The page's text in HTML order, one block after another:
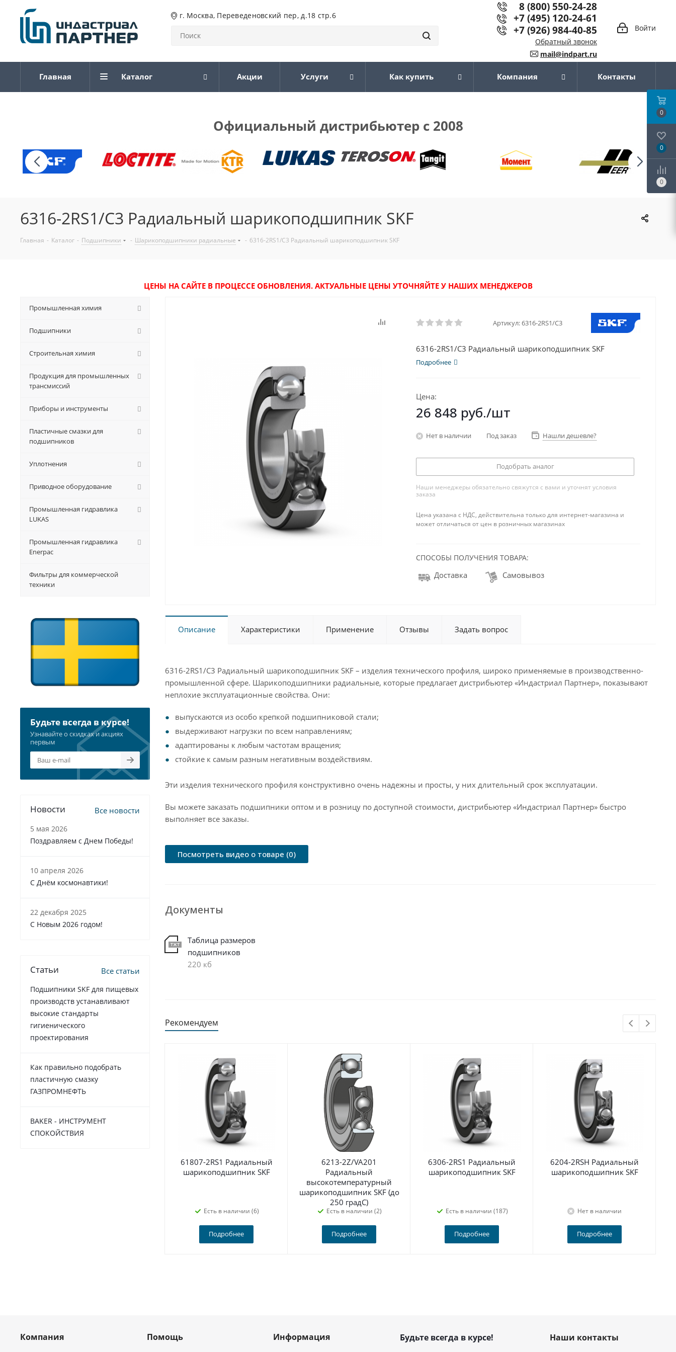
г. Москва, Переведеновский пер, д.18 стр.6
Войти
8 (800) 550-24-28
+7 (495) 120-24-61
+7 (926) 984-40-85
Обратный звонок
mail@indpart.ru
Главная Каталог Акции Услуги Как купить Компания Контакты
Официальный дистрибьютер с 2008
6316-2RS1/C3 Радиальный шарикоподшипник SKF
Главная - Каталог - Подшипники - Шарикоподшипники радиальные - 6316-2RS1/C3 Радиальный шарикоподшипник SKF
ЦЕНЫ НА САЙТЕ В ПРОЦЕССЕ ОБНОВЛЕНИЯ. АКТУАЛЬНЫЕ ЦЕНЫ УТОЧНЯЙТЕ У НАШИХ МЕНЕДЖЕРОВ
Артикул:6316-2RS1/C3
6316-2RS1/C3 Радиальный шарикоподшипник SKF
Подробнее
Цена:
26 848 руб./шт
Нет в наличии Под заказ Нашли дешевле?
Подобрать аналог
Наши менеджеры обязательно свяжутся с вами и уточнят условия
заказа
Цена указана с НДС, действительна только для интернет-магазина и
может отличаться от цен в розничных магазинах
СПОСОБЫ ПОЛУЧЕНИЯ ТОВАРА:
Доставка Самовывоз
Описание Характеристики Применение Отзывы Задать вопрос
6316-2RS1/C3 Радиальный шарикоподшипник SKF – изделия технического профиля, широко применяемые в производственно-
промышленной сфере. Шарикоподшипники радиальные, которые предлагает дистрибьютер «Индастриал Партнер», показывают
неплохие эксплуатационные свойства. Они:
выпускаются из особо крепкой подшипниковой стали;
выдерживают нагрузки по всем направлениям;
адаптированы к любым частотам вращения;
стойкие к самым разным негативным воздействиям.
Эти изделия технического профиля конструктивно очень надежны и просты, у них длительный срок эксплуатации.
Вы можете заказать подшипники оптом и в розницу по доступной стоимости, дистрибьютер «Индастриал Партнер» быстро
выполняет все заказы.
Посмотреть видео о товаре (0)
Документы
Таблица размеров
подшипников
220 кб
Рекомендуем
61807-2RS1 Радиальный
шарикоподшипник SKF
Есть в наличии (6)
Подробнее
6213-2Z/VA201
Радиальный
высокотемпературный
шарикоподшипник SKF (до
250 градС)
Есть в наличии (2)
Подробнее
6306-2RS1 Радиальный
шарикоподшипник SKF
Есть в наличии (187)
Подробнее
6204-2RSH Радиальный
шарикоподшипник SKF
Нет в наличии
Подробнее
Промышленная химия
Подшипники
Строительная химия
Продукция для промышленных
трансмиссий
Приборы и инструменты
Пластичные смазки для
подшипников
Уплотнения
Приводное оборудование
Промышленная гидравлика
LUKAS
Промышленная гидравлика
Enerpac
Фильтры для коммерческой
техники
Будьте всегда в курсе!
Узнавайте о скидках и акциях
первым
Новости Все новости
5 мая 2026
Поздравляем с Днем Победы!
10 апреля 2026
С Днём космонавтики!
22 декабря 2025
C Новым 2026 годом!
Статьи Все статьи
Подшипники SKF для пищевых
производств устанавливают
высокие стандарты
гигиенического
проектирования
Как правильно подобрать
пластичную смазку
ГАЗПРОМНЕФТЬ
BAKER - ИНСТРУМЕНТ
СПОКОЙСТВИЯ
Компания Помощь Информация Будьте всегда в курсе! Наши контакты
0
0
0